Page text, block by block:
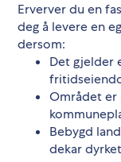
Erverver du en
deg å levere en
dersom:
Det gjelder
Området er
Bebygd
dekar